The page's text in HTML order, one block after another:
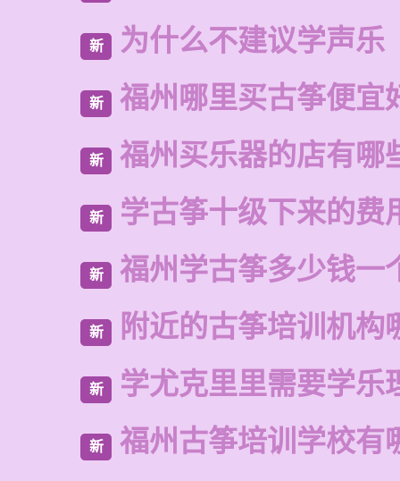
新 为什么不建议学声乐
新 福州哪里买古筝便宜
新 福州买乐器的店有哪
新 学古筝十级下来的费
新 福州学古筝多少钱一
新 附近的古筝培训机构
新 学尤克里里需要学乐
新 福州古筝培训学校有